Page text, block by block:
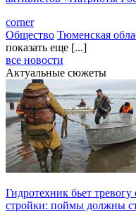
corner
Общество Тюменская
показать еще [...]
все новости
Актуальные сюжеты
Гидротехник бьет
стройки: поймы должны